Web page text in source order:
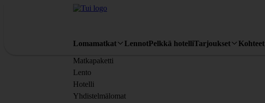
Lomamatkat LennotPelkkä hotelliTarjoukset Kohteet
Matkapaketti
Lento
Hotelli
Yhdistelmälomat